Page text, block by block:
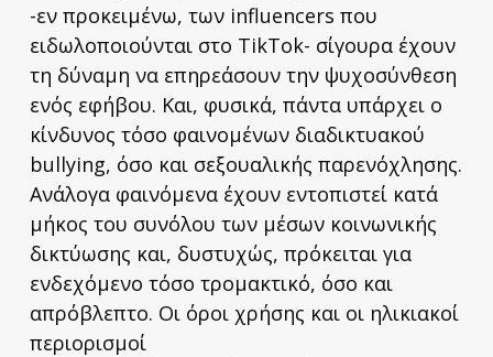
-εν προκειμένω, των influencers που
ειδωλοποιούνται στο TikTok- σίγουρα έχουν
τη δύναμη να επηρεάσουν την ψυχοσύνθεση
ενός εφήβου. Και, φυσικά, πάντα υπάρχει ο
κίνδυνος τόσο φαινομένων διαδικτυακού
bullying, όσο και σεξουαλικής παρενόχλησης.
Ανάλογα φαινόμενα έχουν εντοπιστεί κατά
μήκος του συνόλου των μέσων κοινωνικής
δικτύωσης και, δυστυχώς, πρόκειται για
ενδεχόμενο τόσο τρομακτικό, όσο και
απρόβλεπτο. Οι όροι χρήσης και οι ηλικιακοί
περιορισμοί